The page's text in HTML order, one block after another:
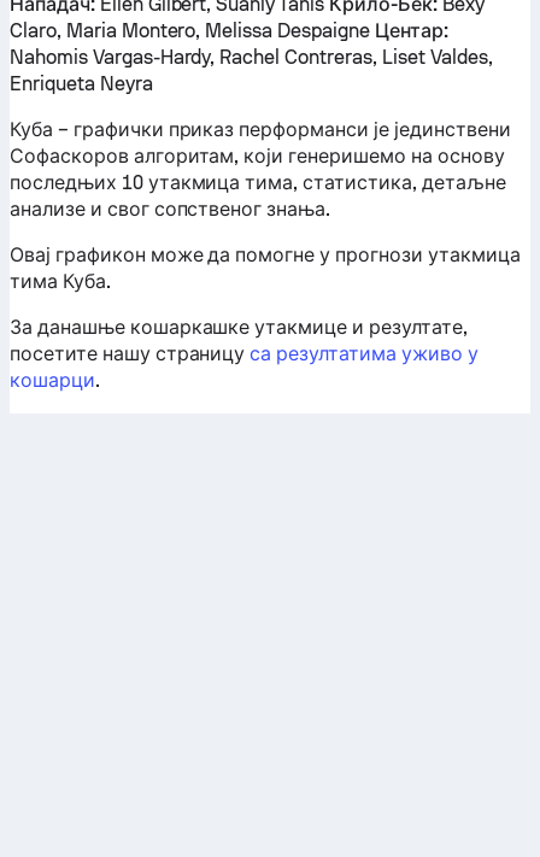
Claro, Maria Montero, Melissa Despaigne Центар:
Nahomis Vargas-Hardy, Rachel Contreras, Liset Valdes,
Enriqueta Neyra
Куба – графички приказ перформанси је јединствени
Софаскоров алгоритам, који генеришемо на основу
последњих 10 утакмица тима, статистика, детаљне
анализе и свог сопственог знања.
Овај графикон може да помогне у прогнози утакмица
тима Куба.
За данашње кошаркашке утакмице и резултате,
посетите нашу страницуса резултатима уживо у
кошарци.